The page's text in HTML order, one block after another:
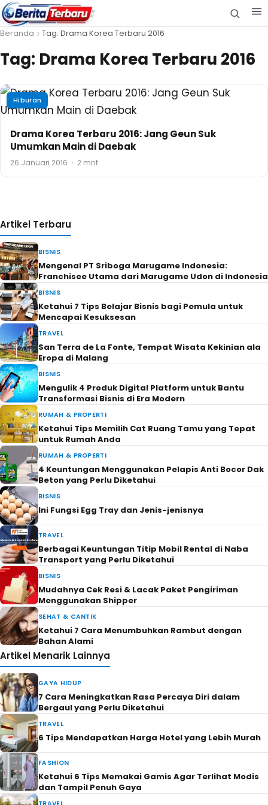
Beranda Tag: Drama Korea Terbaru 2016
Tag: Drama Korea Terbaru 2016
Hiburan
Drama Korea Terbaru 2016: Jang Geun Suk
Umumkan Main di Daebak
26 Januari 2016 · 2 mnt
Artikel Terbaru
BISNIS
Mengenal PT Sriboga Marugame Indonesia:
Franchisee Utama dari Marugame Udon di Indonesia
BISNIS
Ketahui 7 Tips Belajar Bisnis bagi Pemula untuk
Mencapai Kesuksesan
TRAVEL
San Terra de La Fonte, Tempat Wisata Kekinian ala
Eropa di Malang
BISNIS
Mengulik 4 Produk Digital Platform untuk Bantu
Transformasi Bisnis di Era Modern
RUMAH & PROPERTI
Ketahui Tips Memilih Cat Ruang Tamu yang Tepat
untuk Rumah Anda
RUMAH & PROPERTI
4 Keuntungan Menggunakan Pelapis Anti Bocor Dak
Beton yang Perlu Diketahui
BISNIS
Ini Fungsi Egg Tray dan Jenis-jenisnya
TRAVEL
Berbagai Keuntungan Titip Mobil Rental di Naba
Transport yang Perlu Diketahui
BISNIS
Mudahnya Cek Resi & Lacak Paket Pengiriman
Menggunakan Shipper
SEHAT & CANTIK
Ketahui 7 Cara Menumbuhkan Rambut dengan
Bahan Alami
Artikel Menarik Lainnya
GAYA HIDUP
7 Cara Meningkatkan Rasa Percaya Diri dalam
Bergaul yang Perlu Diketahui
TRAVEL
6 Tips Mendapatkan Harga Hotel yang Lebih Murah
FASHION
Ketahui 6 Tips Memakai Gamis Agar Terlihat Modis
dan Tampil Penuh Gaya